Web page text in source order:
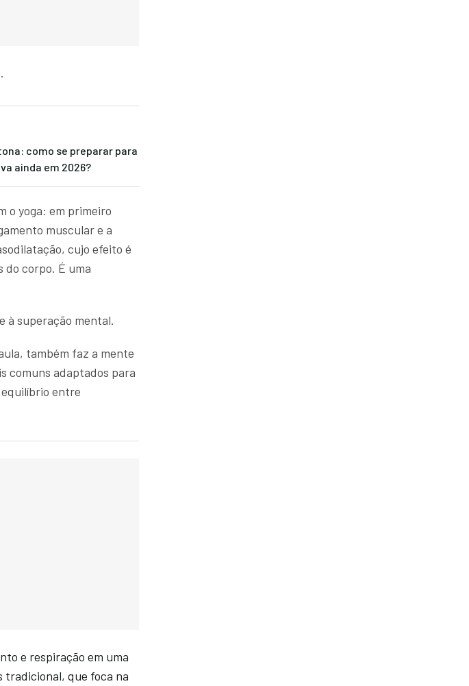
como se preparar para
ainda em 2026?
o yoga: em primeiro
muscular e a
cujo efeito é
corpo. É uma
à superação mental.
também faz a mente
comuns adaptados para
entre
e respiração em uma
tradicional, que foca na